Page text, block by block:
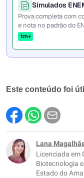
Simulados
Prova completa com
e nota no padrão do
tm+
Este conteúdo foi
Este conteúdo
Este conteúdo
Outro
Lana
Licenciada em
Biotecnologia
Estado do